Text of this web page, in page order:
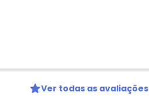
Ver todas as avaliações